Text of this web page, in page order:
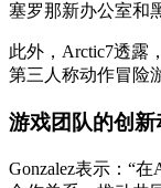
塞罗那新办公室和
此外，Arctic7透露
第三人称动作冒险
游戏团队的创新
Gonzalez表示：“